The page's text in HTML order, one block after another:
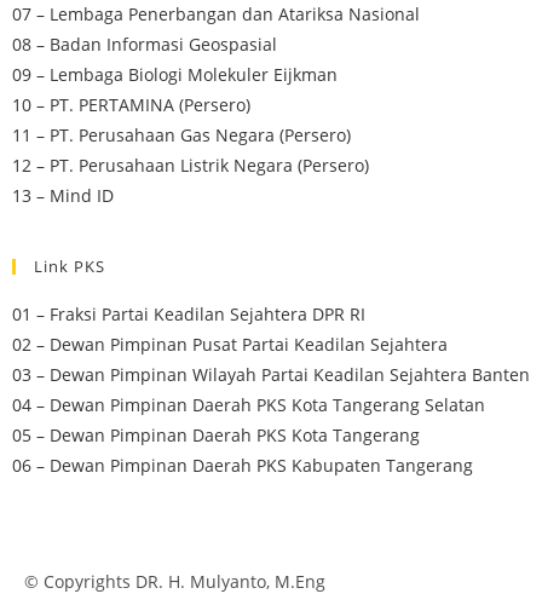
07 – Lembaga Penerbangan dan Atariksa Nasional
08 – Badan Informasi Geospasial
09 – Lembaga Biologi Molekuler Eijkman
10 – PT. PERTAMINA (Persero)
11 – PT. Perusahaan Gas Negara (Persero)
12 – PT. Perusahaan Listrik Negara (Persero)
13 – Mind ID
Link PKS
01 – Fraksi Partai Keadilan Sejahtera DPR RI
02 – Dewan Pimpinan Pusat Partai Keadilan Sejahtera
03 – Dewan Pimpinan Wilayah Partai Keadilan Sejahtera Banten
04 – Dewan Pimpinan Daerah PKS Kota Tangerang Selatan
05 – Dewan Pimpinan Daerah PKS Kota Tangerang
06 – Dewan Pimpinan Daerah PKS Kabupaten Tangerang
© Copyrights DR. H. Mulyanto, M.Eng